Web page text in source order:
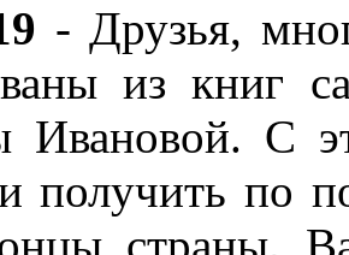
- Друзья,
из книг
Ивановой. С
и получить по
страны.